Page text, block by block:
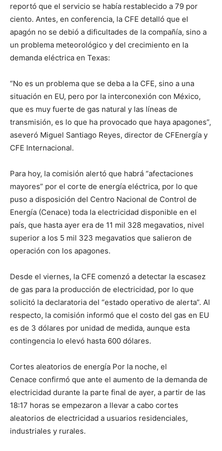
reportó que el servicio se había restablecido a 79 por
ciento. Antes, en conferencia, la CFE detalló que el
apagón no se debió a dificultades de la compañía, sino a
un problema meteorológico y del crecimiento en la
demanda eléctrica en Texas:
“No es un problema que se deba a la CFE, sino a una
situación en EU, pero por la interconexión con México,
que es muy fuerte de gas natural y las líneas de
transmisión, es lo que ha provocado que haya apagones”,
aseveró Miguel Santiago Reyes, director de CFEnergía y
CFE Internacional.
Para hoy, la comisión alertó que habrá “afectaciones
mayores” por el corte de energía eléctrica, por lo que
puso a disposición del Centro Nacional de Control de
Energía (Cenace) toda la electricidad disponible en el
país, que hasta ayer era de 11 mil 328 megavatios, nivel
superior a los 5 mil 323 megavatios que salieron de
operación con los apagones.
Desde el viernes, la CFE comenzó a detectar la escasez
de gas para la producción de electricidad, por lo que
solicitó la declaratoria del “estado operativo de alerta”. Al
respecto, la comisión informó que el costo del gas en EU
es de 3 dólares por unidad de medida, aunque esta
contingencia lo elevó hasta 600 dólares.
Cortes aleatorios de energía Por la noche, el
Cenace confirmó que ante el aumento de la demanda de
electricidad durante la parte final de ayer, a partir de las
18:17 horas se empezaron a llevar a cabo cortes
aleatorios de electricidad a usuarios residenciales,
industriales y rurales.